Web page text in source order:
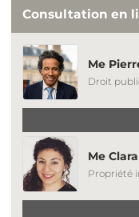
Consultation en
Me
Droit
Me
Propriété